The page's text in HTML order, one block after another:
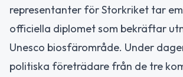
representanter för Storkriket tar
officiella diplomet som bekräftar
Unesco biosfärområde. Under
politiska företrädare från de tre